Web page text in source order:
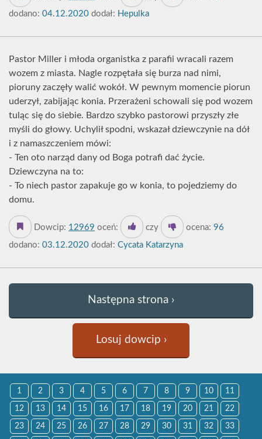
dodano: 04.12.2020 dodał: Hepulka
Pastor Miller i młoda organistka z parafii wracali razem
wozem z miasta. Nagle rozpętała się burza nad nimi,
pioruny zaczęły walić wokół. W pewnym momencie piorun
uderzył, zabijając konia. Przerażeni schowali się pod wozem
tuląc się do siebie. Bardzo szybko pastorowi przyszły złe
myśli do głowy. Uchylił spodni, wskazał dziewczynie na dół
i z namaszczeniem mówi:
- Ten oto narząd dany od Boga potrafi dać życie.
Dziewczyna na to:
- To niech pastor zapakuje go w konia, to pojedziemy do
domu.
Dowcip: 12969 oceń: czy ocena: 96
dodano: 03.12.2020 dodał: Cycata Katarzyna
Następna strona ›
Losuj dowcip ›
1 2 3 4 5 6 7 8 9 10 11
12 13 14 15 16 17 18 19 20 21 22
23 24 25 26 27 28 29 30 31 32 33